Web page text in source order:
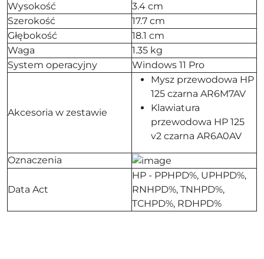
Wysokość
3.4 cm
Szerokość
17.7 cm
Głębokość
18.1 cm
Waga
1.35 kg
System operacyjny
Windows 11 Pro
Akcesoria w zestawie
Mysz przewodowa HP
125 czarna AR6M7AV
Klawiatura
przewodowa HP 125
v2 czarna AR6A0AV
Oznaczenia
Data Act
HP - PPHPD%, UPHPD%,
RNHPD%, TNHPD%,
TCHPD%, RDHPD%